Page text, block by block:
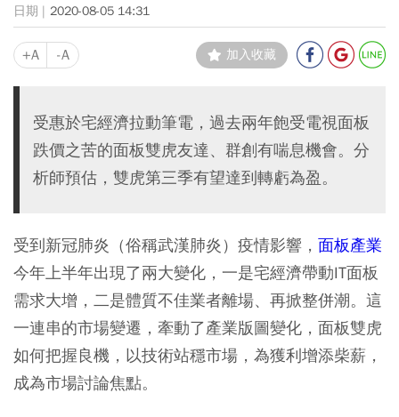
2020-08-05 14:31
+A -A 加入收藏
受惠於宅經濟拉動筆電，過去兩年飽受電視面板
跌價之苦的面板雙虎友達、群創有喘息機會。分
析師預估，雙虎第三季有望達到轉虧為盈。
受到新冠肺炎（俗稱武漢肺炎）疫情影響， 面板產業
今年上半年出現了兩大變化，一是宅經濟帶動IT面板
需求大增，二是體質不佳業者離場、再掀整併潮。這
一連串的市場變遷，牽動了產業版圖變化，面板雙虎
如何把握良機，以技術站穩市場，為獲利增添柴薪，
成為市場討論焦點。